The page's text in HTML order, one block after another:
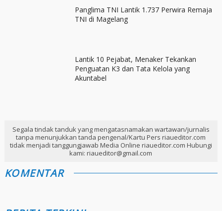
Panglima TNI Lantik 1.737 Perwira Remaja
TNI di Magelang
Lantik 10 Pejabat, Menaker Tekankan
Penguatan K3 dan Tata Kelola yang
Akuntabel
Segala tindak tanduk yang mengatasnamakan wartawan/jurnalis
tanpa menunjukkan tanda pengenal/Kartu Pers riaueditor.com
tidak menjadi tanggungjawab Media Online riaueditor.com Hubungi
kami: riaueditor@gmail.com
KOMENTAR